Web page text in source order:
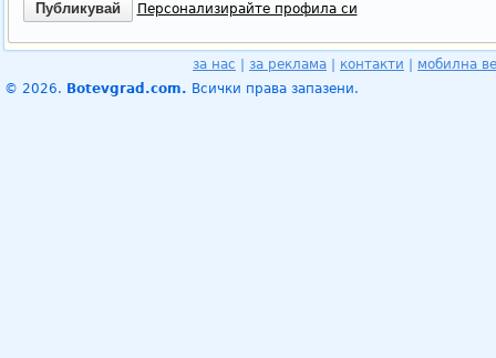
Персонализирайте профила си
за нас за реклама контакти
мобилна
© 2026. Botevgrad.com. Всички права запазени.